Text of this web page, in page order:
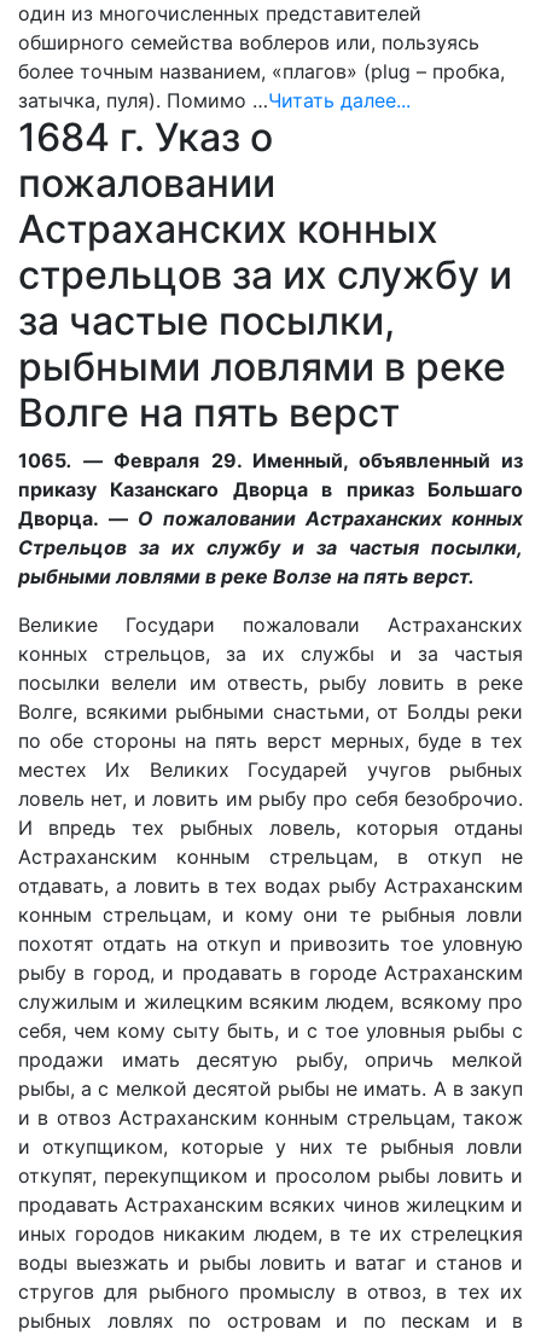
один из многочисленных представителей
обширного семейства воблеров или, пользуясь
более точным названием, «плагов» (plug – пробка,
затычка, пуля). Помимо …Читать далее...
1684 г. Указ о
пожаловании
Астраханских конных
стрельцов за их службу и
за частые посылки,
рыбными ловлями в реке
Волге на пять верст
1065. —Февраля 29. Именный, объявленный из
приказу Казанскаго Дворца в приказ Большаго
Дворца. — О пожаловании Астраханских конных
Стрельцов за их службу и за частыя посылки,
рыбными ловлями в реке Волзе на пять верст.
Великие Государи пожаловали Астраханских
конных стрельцов, за их службы и за частыя
посылки велели им отвесть, рыбу ловить в реке
Волге, всякими рыбными снастьми, от Болды реки
по обе стороны на пять верст мерных, буде в тех
местех Их Великих Государей учугов рыбных
ловель нет, и ловить им рыбу про себя безоброчио.
И впредь тех рыбных ловель, которыя отданы
Астраханским конным стрельцам, в откуп не
отдавать, а ловить в тех водах рыбу Астраханским
конным стрельцам, и кому они те рыбныя ловли
похотят отдать на откуп и привозить тое уловную
рыбу в город, и продавать в городе Астраханским
служилым и жилецким всяким людем, всякому про
себя, чем кому сыту быть, и с тое уловныя рыбы с
продажи имать десятую рыбу, опричь мелкой
рыбы, а с мелкой десятой рыбы не имать. А в закуп
и в отвоз Астраханским конным стрельцам, також
и откупщиком, которые у них те рыбныя ловли
откупят, перекупщиком и просолом рыбы ловить и
продавать Астраханским всяких чинов жилецким и
иных городов никаким людем, в те их стрелецкия
воды выезжать и рыбы ловить и ватаг и станов и
стругов для рыбного промыслу в отвоз, в тех их
рыбных ловлях по островам и по пескам и в